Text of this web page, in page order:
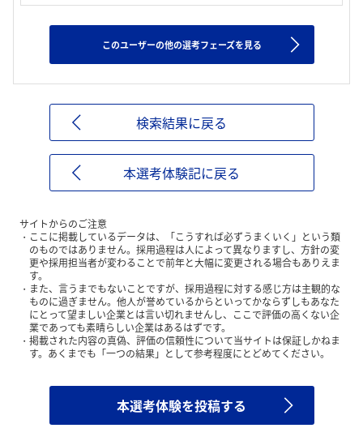
このユーザーの他の選考フェーズを見る
検索結果に戻る
本選考体験記に戻る
サイトからのご注意
ここに掲載しているデータは、「こうすれば必ずうまくいく」という類
のものではありません。採用過程は人によって異なりますし、方針の変
更や採用担当者が変わることで前年と大幅に変更される場合もありえま
す。
また、言うまでもないことですが、採用過程に対する感じ方は主観的な
ものに過ぎません。他人が誉めているからといってかならずしもあなた
にとって望ましい企業とは言い切れませんし、ここで評価の高くない企
業であっても素晴らしい企業はあるはずです。
掲載された内容の真偽、評価の信頼性について当サイトは保証しかねま
す。あくまでも「一つの結果」として参考程度にとどめてください。
本選考体験を投稿する